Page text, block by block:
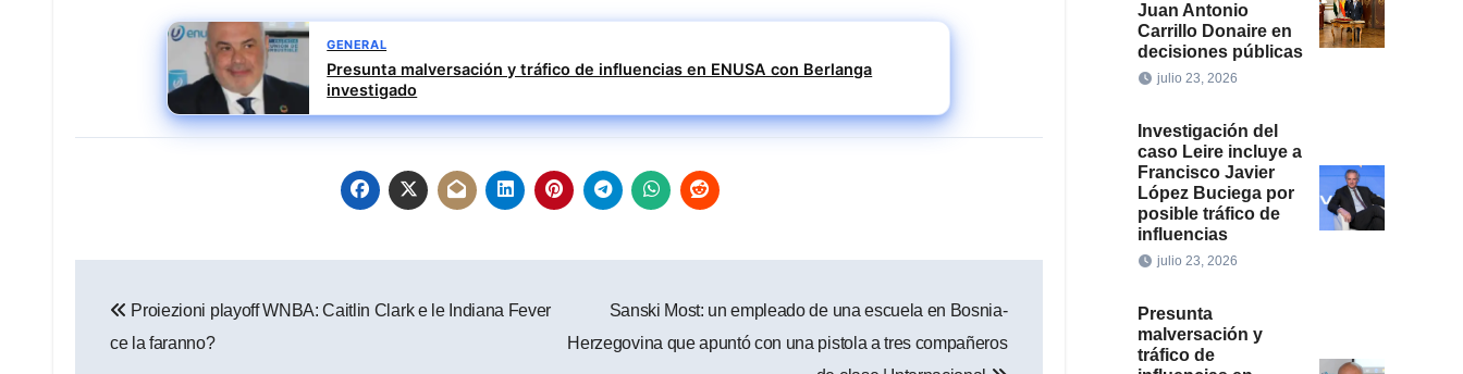
GENERAL
Presunta malversación y tráfico de influencias en ENUSA con Berlanga
investigado
de
Proiezioni playoff WNBA: Caitlin Clark e le Indiana Fever
ce la faranno?
Sanski Most: un empleado de una escuela en Bosnia-
Herzegovina que apuntó con una pistola a tres compañeros
Juan Antonio
Carrillo Donaire en
decisiones públicas
julio 23, 2026
Investigación del
caso Leire incluye a
Francisco Javier
López Buciega por
posible tráfico de
influencias
julio 23, 2026
Presunta
malversación y
tráfico de